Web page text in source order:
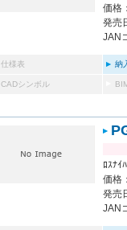
価格
発売
JAN
仕様表 納
CADシンボル
ﾛｽﾅｲ
価格
発売
JAN